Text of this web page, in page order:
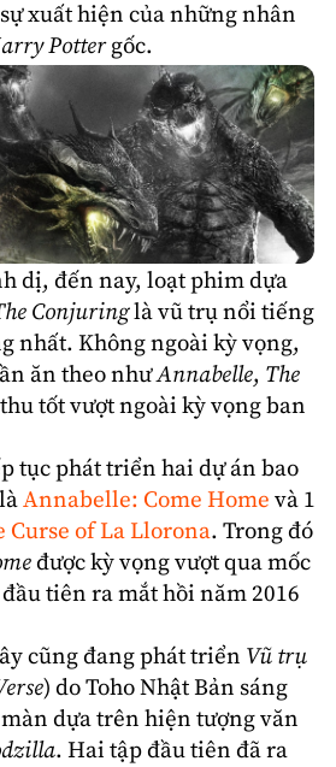
xuất hiện của những nhân
Pottergốc.
dị, đến nay, loạt phim dựa
Conjuringlà vũ trụ nổi tiếng
nhất. Không ngoài kỳ vọng,
ăn theo nhưAnnabelle, The
tốt vượt ngoài kỳ vọng ban
tục phát triển hai dự án bao
Annabelle: Come Home và 1
Curse of La Llorona. Trong đó
được kỳ vọng vượt qua mốc
tiên ra mắt hồi năm 2016
cũng đang phát triển Vũ trụ
) do Toho Nhật Bản sáng
dựa trên hiện tượng văn
. Hai tập đầu tiên đã ra